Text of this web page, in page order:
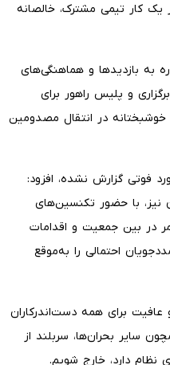
یک کار تیمی مشترک، خالصانه
به بازدیدها و هماهنگی‌های
و پلیس راهور برای
در انتقال مصدومین
فوتی گزارش نشده، افزود:
نیز، با حضور تکنسین‌های
در بین جمعیت و اقدامات
احتمالی را به‌موقع
برای همه دست‌اندرکاران
سایر بحران‌ها، سربلند از
نظام دارد، خارج شویم.